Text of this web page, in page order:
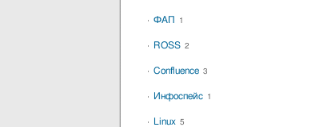
ФАП 1
ROSS 2
Confluence 3
Инфоспейс 1
Linux 5